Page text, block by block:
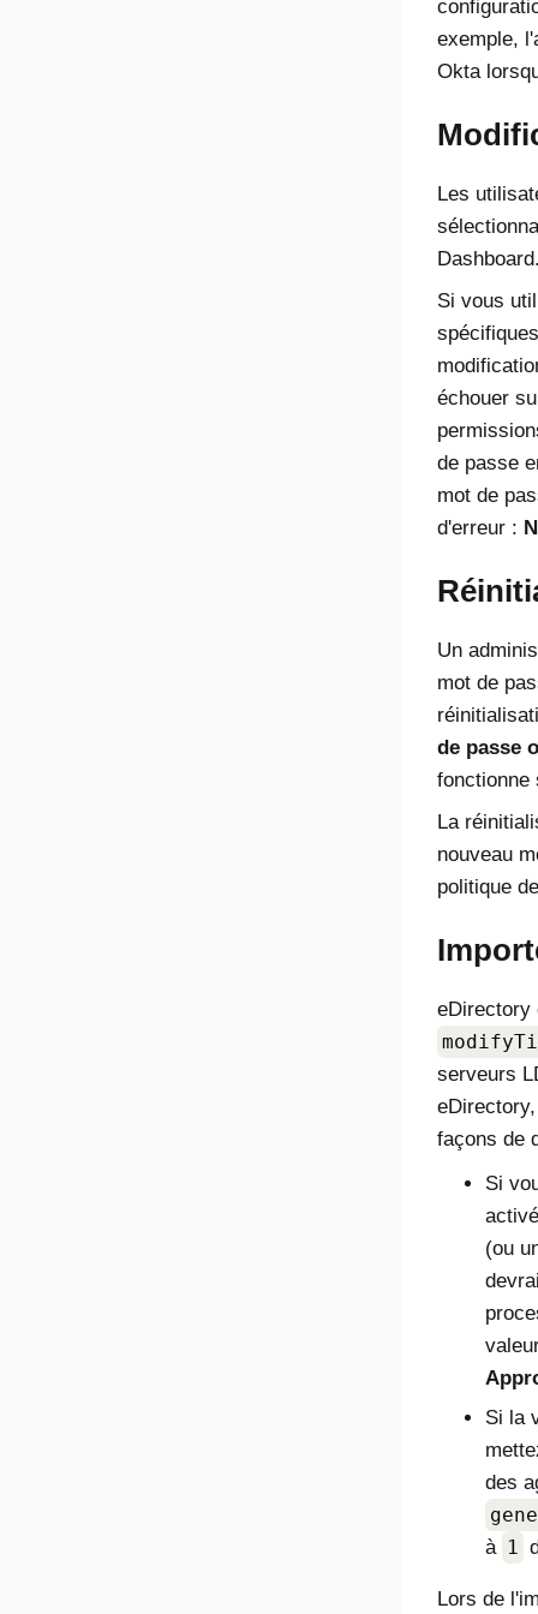
exemple,
Okta
Les
Si vous
échouer
de passe
mot de
d'erreur :
Un
mot de
de passe
fonctionne
La
nouveau
politique
eDirectory
serveurs
façons de
Si
(ou
Si la
des
à 1
Lors de